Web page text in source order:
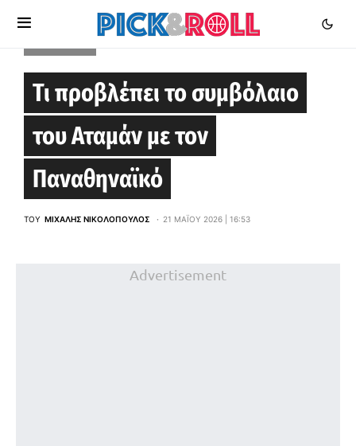
Τι προβλέπει το συμβόλαιο
του Αταμάν με τον
Παναθηναϊκό
ΤΟΥ ΜΙΧΆΛΗΣ ΝΙΚΟΛΌΠΟΥΛΟΣ 21 ΜΑΪ́ΟΥ 2026 | 16:53
Advertisement